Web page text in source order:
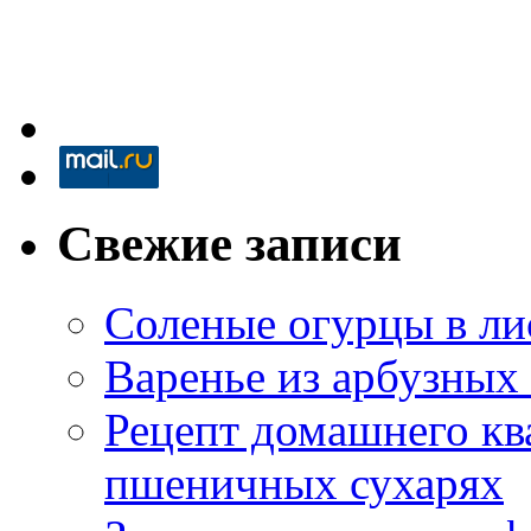
Свежие записи
Соленые огурцы в
Варенье из
Рецепт домашнего
пшеничных сухарях